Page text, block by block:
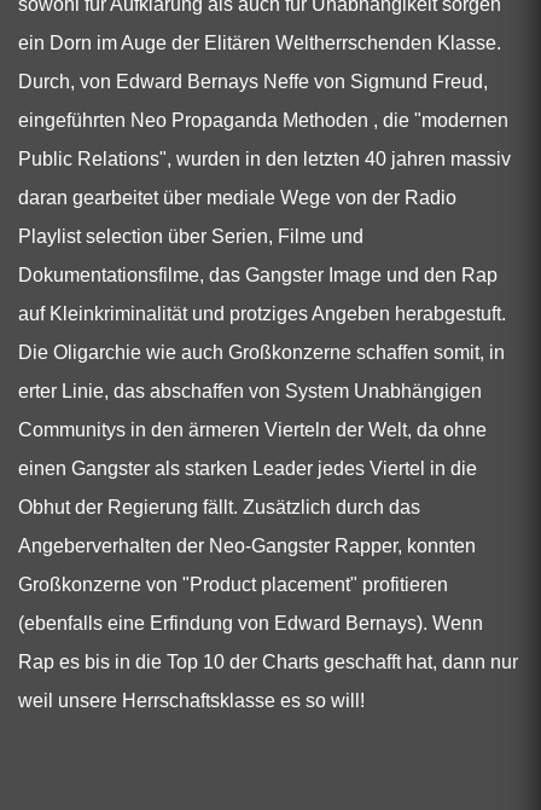
sowohl für Aufklärung als auch für Unabhängikeit sorgen
ein Dorn im Auge der Elitären Weltherrschenden Klasse.
Durch, von Edward Bernays Neffe von Sigmund Freud,
eingeführten Neo Propaganda Methoden , die "modernen
Public Relations", wurden in den letzten 40 jahren massiv
daran gearbeitet über mediale Wege von der Radio
Playlist selection über Serien, Filme und
Dokumentationsfilme, das Gangster Image und den Rap
auf Kleinkriminalität und protziges Angeben herabgestuft.
Die Oligarchie wie auch Großkonzerne schaffen somit, in
erter Linie, das abschaffen von System Unabhängigen
Communitys in den ärmeren Vierteln der Welt, da ohne
einen Gangster als starken Leader jedes Viertel in die
Obhut der Regierung fällt. Zusätzlich durch das
Angeberverhalten der Neo-Gangster Rapper, konnten
Großkonzerne von "Product placement" profitieren
(ebenfalls eine Erfindung von Edward Bernays). Wenn
Rap es bis in die Top 10 der Charts geschafft hat, dann nur
weil unsere Herrschaftsklasse es so will!